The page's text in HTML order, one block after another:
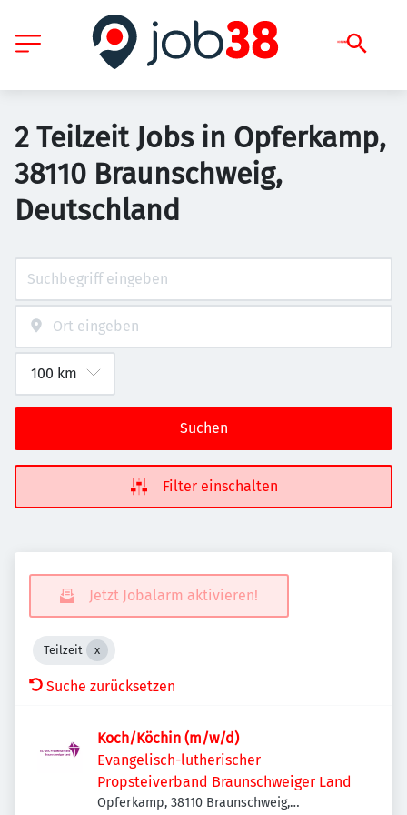
2 Teilzeit Jobs in Opferkamp,
38110 Braunschweig,
Deutschland
Suchen
Filter einschalten
Jetzt Jobalarm aktivieren!
Teilzeit
Suche zurücksetzen
Koch/Köchin (m/w/d)
Evangelisch-lutherischer
Propsteiverband Braunschweiger Land
Opferkamp, 38110 Braunschweig,